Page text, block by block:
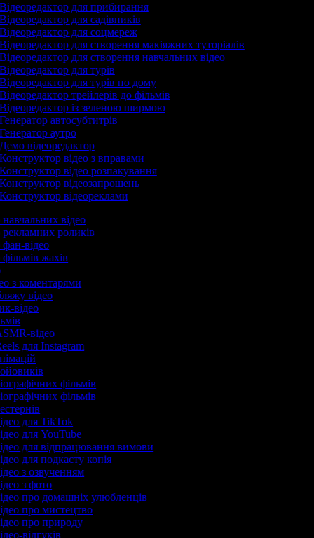
для прибирання
для садівників
для соцмереж
для створення макіяжних туторіалів
для створення навчальних відео
для турів
для турів по дому
трейлерів до фільмів
із зеленою ширмою
автосубтитрів
аутро
відеоредактор
відео з вправами
відео розпакування
відеозапрошень
відеореклами
навчальних відео
рекламних роликів
фан-відео
жахів
з коментарями
відео
відео
відео
для Instagram
фільмів
фільмів
для TikTok
для YouTube
для відпрацювання вимови
для подкасту копія
з озвученням
з фото
про домашніх улюбленців
про мистецтво
про природу
відгуків